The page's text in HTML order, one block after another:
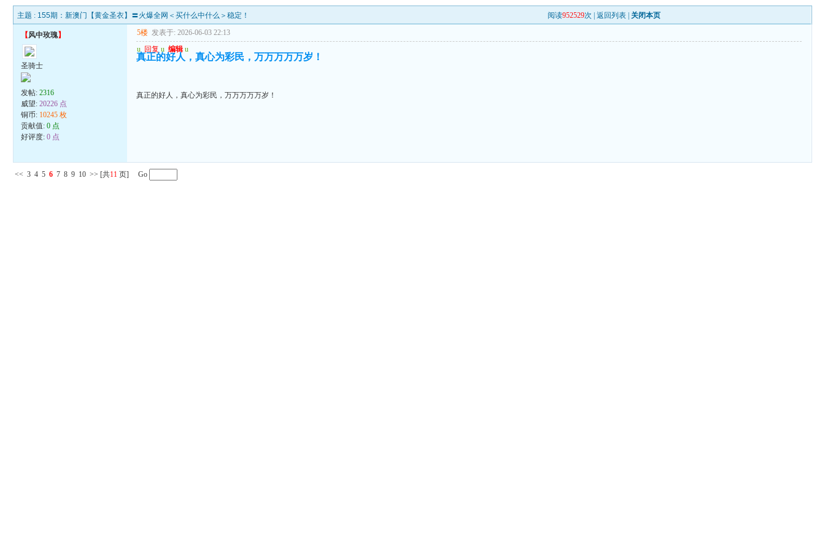
主题 : 155期：新澳门【黄金圣衣】〓火爆全网＜买什么中什么＞稳定！ 阅读952529次 |返回列表 关闭本页
【风中玫瑰】
圣骑士
发帖:2316
威望:20226 点
铜币: 10245 枚
贡献值:0 点
好评度:0 点
5楼 发表于: 2026-06-03 22:13
u 回复 u 编辑 u
真正的好人，真心为彩民，万万万万万岁！
真正的好人，真心为彩民，万万万万万岁！
<< 3 4 5 6 7 8 9 10 >> [共11 页] Go